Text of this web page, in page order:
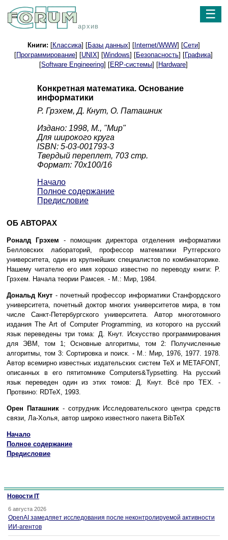
архив
☰
Книги: [Классика] [Базы данных] [Internet/WWW] [Сети]
[Программирование] [UNIX] [Windows] [Безопасность] [Графика]
[Software Engineering] [ERP-системы] [Hardware]
Конкретная математика. Основание
информатики
Р. Грэхем, Д. Кнут, О. Паташник
Издано: 1998, М., "Мир"
Для широкого круга
ISBN: 5-03-001793-3
Твердый переплет, 703 стр.
Формат: 70x100/16
Начало
Полное содержание
Предисловие
ОБ АВТОРАХ
Роналд Грэхем - помощник директора отделения информатики
Белловских лабораторий, профессор математики Рутгерского
университета, один из крупнейших специалистов по комбинаторике.
Нашему читателю его имя хорошо известно по переводу книги: Р.
Грэхем. Начала теории Рамсея. - М.: Мир, 1984.
Дональд Кнут - почетный профессор информатики Станфордского
университета, почетный доктор многих университетов мира, в том
числе Санкт-Петербургского университета. Автор многотомного
издания The Art of Computer Programming, из которого на русский
язык переведены три тома: Д. Кнут. Искусство программирования
для ЭВМ, том 1; Основные алгоритмы, том 2: Получисленные
алгоритмы, том 3: Сортировка и поиск. - М.: Мир, 1976, 1977. 1978.
Автор всемирно известных издательских систем TeX и METAFONT,
описанных в его пятитомнике Computers&Typsetting. На русский
язык переведен один из этих томов: Д. Кнут. Всё про ТЕХ. -
Протвино: RDTeX, 1993.
Орен Паташник- сотрудник Исследовательского центра средств
связи, Ла-Холья, автор широко известного пакета BibTeX
Начало
Полное содержание
Предисловие
Новости IT
6 августа 2026
OpenAI замедляет исследования после неконтролируемой активности
ИИ-агентов